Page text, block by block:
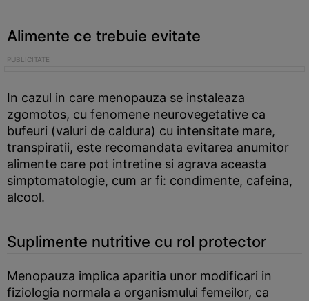
Alimente ce trebuie evitate
In cazul in care menopauza se instaleaza
zgomotos, cu fenomene neurovegetative ca
bufeuri (valuri de caldura) cu intensitate mare,
transpiratii, este recomandata evitarea anumitor
alimente care pot intretine si agrava aceasta
simptomatologie, cum ar fi: condimente, cafeina,
alcool.
Suplimente nutritive cu rol protector
Menopauza implica aparitia unor modificari in
fiziologia normala a organismului femeilor, ca